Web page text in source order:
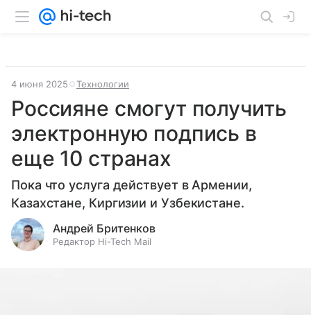
4 июня 2025 Технологии
Россияне смогут получить
электронную подпись в
еще 10 странах
Пока что услуга действует в Армении,
Казахстане, Киргизии и Узбекистане.
Андрей Бритенков
Редактор Hi-Tech Mail